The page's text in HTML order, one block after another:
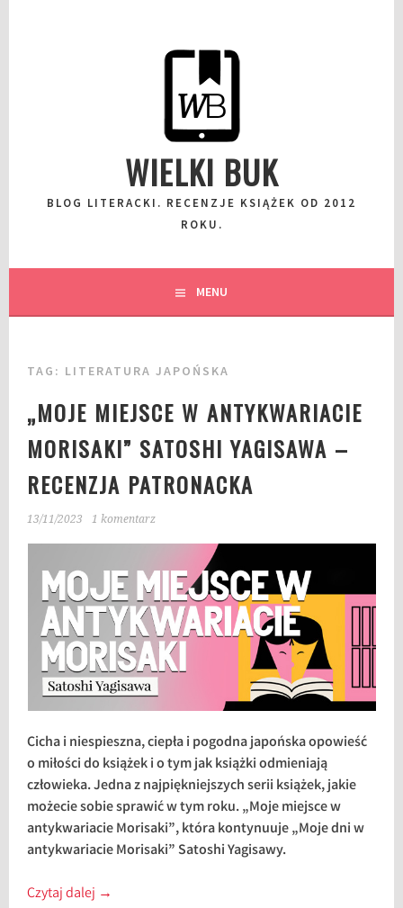
WIELKI BUK
BLOG LITERACKI. RECENZJE KSIĄŻEK OD 2012
ROKU.
MENU
TAG: LITERATURA JAPOŃSKA
„MOJE MIEJSCE W ANTYKWARIACIE
MORISAKI” SATOSHI YAGISAWA –
RECENZJA PATRONACKA
13/11/2023 1 komentarz
Cicha i niespieszna, ciepła i pogodna japońska opowieść
o miłości do książek i o tym jak książki odmieniają
człowieka. Jedna z najpiękniejszych serii książek, jakie
możecie sobie sprawić w tym roku. „Moje miejsce w
antykwariacie Morisaki”, która kontynuuje „Moje dni w
antykwariacie Morisaki” Satoshi Yagisawy.
Czytaj dalej →